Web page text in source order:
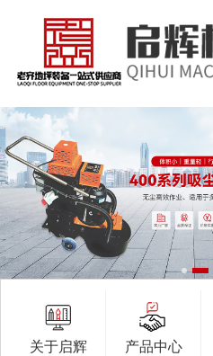
关于启辉 产品中心